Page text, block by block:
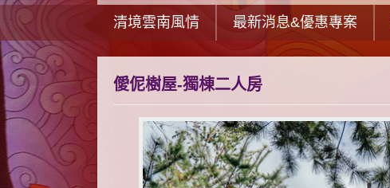
清境雲南風情 最新消息&優惠專案
僾伲樹屋-獨棟二人房